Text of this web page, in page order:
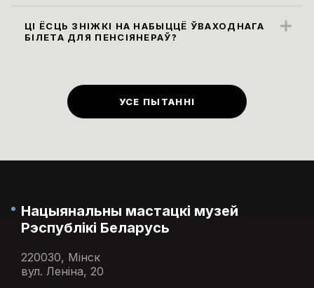
вадой праносіць на экспазіцыю нельга,
катэгорыі 0+.
ЦІ ЁСЦЬ ЗНІЖКІ НА НАБЫЦЦЁ ЎВАХОДНАГА
БІЛЕТА ДЛЯ ПЕНСІЯНЕРАЎ?
музеі прадугледжаны ў першы
панядзелак кожнага месяца.
УСЕ ПЫТАННІ
Нацыянальны мастацкі музей
Рэспублікі Беларусь
220030, Мінск
вул. Леніна, 20